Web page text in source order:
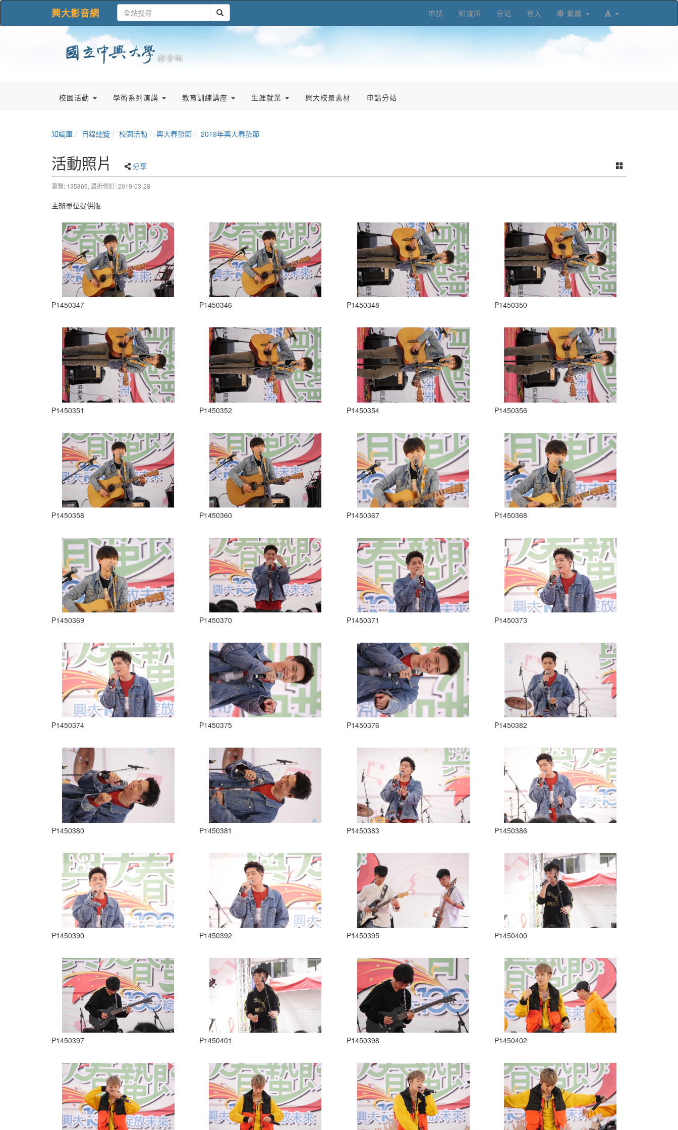
興大影音網 申請 知識庫 分站 登入 繁體
校園活動 學術系列演講 教育訓練講座 生涯就業 興大校景素材 申請分站
知識庫 目錄總覽 校園活動 興大春蟄節 2019年興大春蟄節
活動照片 分享
瀏覽: 135866, 最近修訂: 2019-03-28
主辦單位提供版
P1450347 P1450346 P1450348 P1450350
P1450351 P1450352 P1450354 P1450356
P1450358 P1450360 P1450367 P1450368
P1450369 P1450370 P1450371 P1450373
P1450374 P1450375 P1450376 P1450382
P1450380 P1450381 P1450383 P1450386
P1450390 P1450392 P1450395 P1450400
P1450397 P1450401 P1450398 P1450402